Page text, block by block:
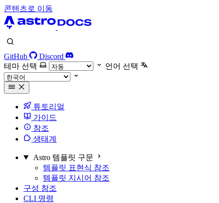
콘텐츠로 이동
GitHub
Discord
테마 선택
언어 선택
튜토리얼
가이드
참조
생태계
Astro 템플릿 구문
템플릿 표현식 참조
템플릿 지시어 참조
구성 참조
CLI 명령